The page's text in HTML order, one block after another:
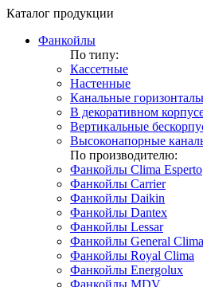
Каталог продукции
Фанкойлы
По типу:
Кассетные
Настенные
Канальные
В декоративном
Вертикальные
Высоконапорные
По производителю:
Фанкойлы Clima Esperto
Фанкойлы Carrier
Фанкойлы Daikin
Фанкойлы Dantex
Фанкойлы Lessar
Фанкойлы General
Фанкойлы Royal Clima
Фанкойлы Energolux
Фанкойлы MDV